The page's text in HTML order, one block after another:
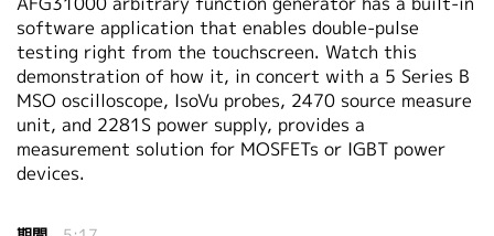
software application that enables double-pulse
testing right from the touchscreen. Watch this
demonstration of how it, in concert with a 5 Series B
MSO oscilloscope, IsoVu probes, 2470 source measure
unit, and 2281S power supply, provides a
measurement solution for MOSFETs or IGBT power
devices.